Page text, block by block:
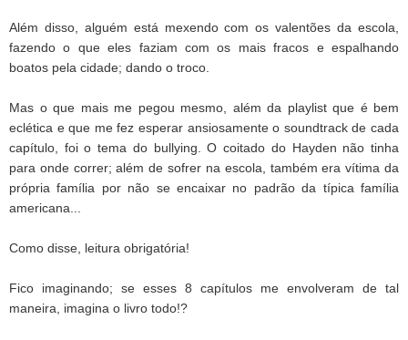
Além disso, alguém está mexendo com os valentões da escola,
fazendo o que eles faziam com os mais fracos e espalhando
boatos pela cidade; dando o troco.
Mas o que mais me pegou mesmo, além da playlist que é bem
eclética e que me fez esperar ansiosamente o soundtrack de cada
capítulo, foi o tema do bullying. O coitado do Hayden não tinha
para onde correr; além de sofrer na escola, também era vítima da
própria família por não se encaixar no padrão da típica família
americana...
Como disse, leitura obrigatória!
Fico imaginando; se esses 8 capítulos me envolveram de tal
maneira, imagina o livro todo!?